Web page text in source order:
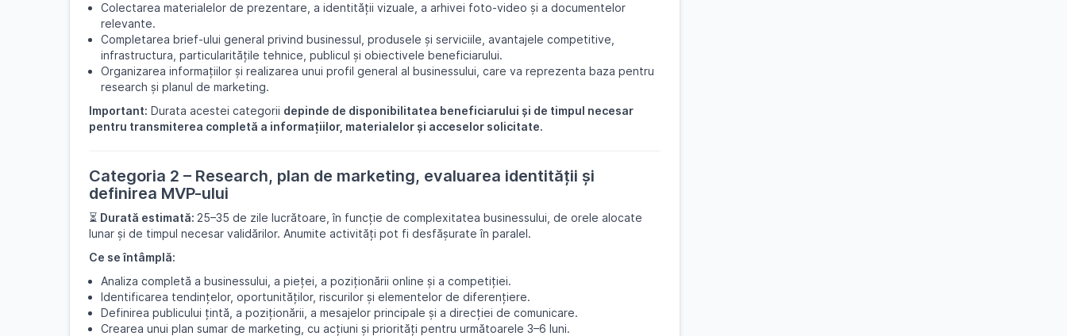
Colectarea materialelor de prezentare, a identității vizuale, a arhivei foto-video și a documentelor
relevante.
Completarea brief-ului general privind businessul, produsele și serviciile, avantajele competitive,
infrastructura, particularitățile tehnice, publicul și obiectivele beneficiarului.
Organizarea informațiilor și realizarea unui profil general al businessului, care va reprezenta baza pentru
research și planul de marketing.
Important: Durata acestei categorii depinde de disponibilitatea beneficiarului și de timpul necesar
pentru transmiterea completă a informațiilor, materialelor și acceselor solicitate.
Categoria 2 – Research, plan de marketing, evaluarea identității și
definirea MVP-ului
⏳ Durată estimată: 25–35 de zile lucrătoare, în funcție de complexitatea businessului, de orele alocate
lunar și de timpul necesar validărilor. Anumite activități pot fi desfășurate în paralel.
Ce se întâmplă:
Analiza completă a businessului, a pieței, a poziționării online și a competiției.
Identificarea tendințelor, oportunităților, riscurilor și elementelor de diferențiere.
Definirea publicului țintă, a poziționării, a mesajelor principale și a direcției de comunicare.
Crearea unui plan sumar de marketing, cu acțiuni și priorități pentru următoarele 3–6 luni.